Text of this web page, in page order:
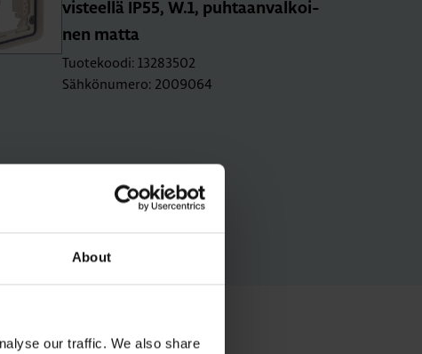
About
our traffic. We also share
vis­teel­lä IP55, W.1, puh­taan­val­koi­
nen matta
Tuotekoodi: 13283502
Sähkönumero: 2009064